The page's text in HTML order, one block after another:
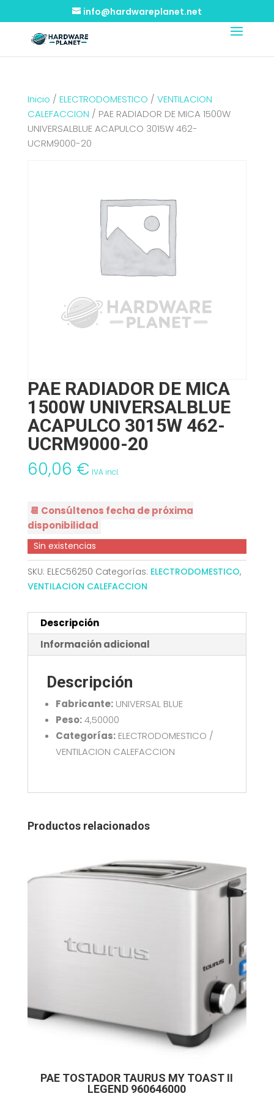
info@hardwareplanet.net
Inicio / ELECTRODOMESTICO / VENTILACION
CALEFACCION / PAE RADIADOR DE MICA 1500W
UNIVERSALBLUE ACAPULCO 3015W 462-
UCRM9000-20
PAE RADIADOR DE MICA
1500W UNIVERSALBLUE
ACAPULCO 3015W 462-
UCRM9000-20
60,06 € IVA incl.
📆 Consúltenos fecha de próxima
disponibilidad
Sin existencias
SKU: ELEC56250 Categorías: ELECTRODOMESTICO,
VENTILACION CALEFACCION
Descripción
Información adicional
Descripción
Fabricante:UNIVERSAL BLUE
Peso:4,50000
Categorías:ELECTRODOMESTICO /
VENTILACION CALEFACCION
Productos relacionados
PAE TOSTADOR TAURUS MY TOAST II
LEGEND 960646000